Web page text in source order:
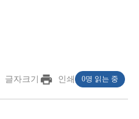
글자크기 print 인쇄 0명 읽는 중